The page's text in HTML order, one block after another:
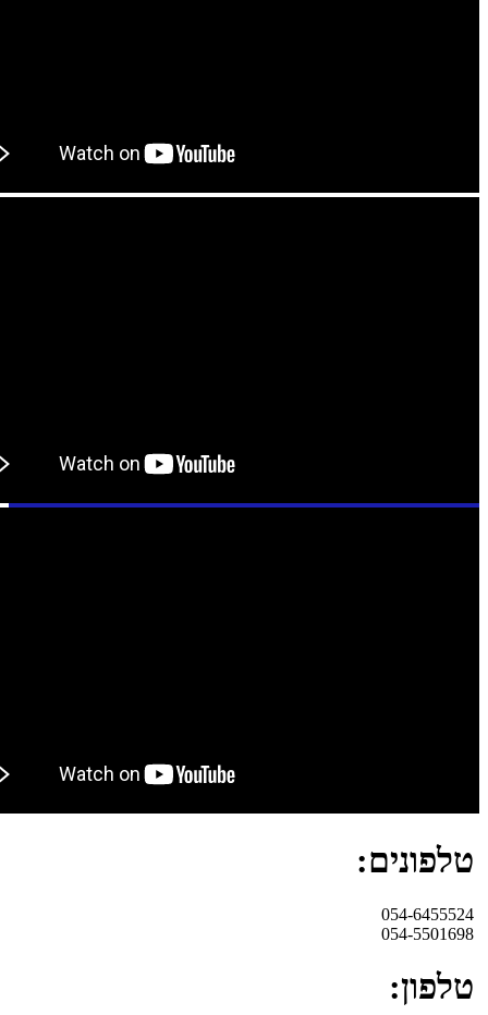
טלפונים:
054-6455524
054-5501698
טלפון: